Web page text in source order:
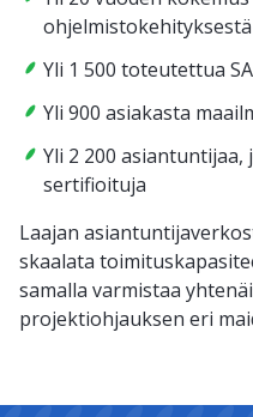
ohjelmistokehityksestä
Yli 1 500 toteutettua
Yli 900 asiakasta
Yli 2 200 asiantuntijaa,
sertifioituja
Laajan
skaalata
samalla varmistaa
projektiohjauksen eri